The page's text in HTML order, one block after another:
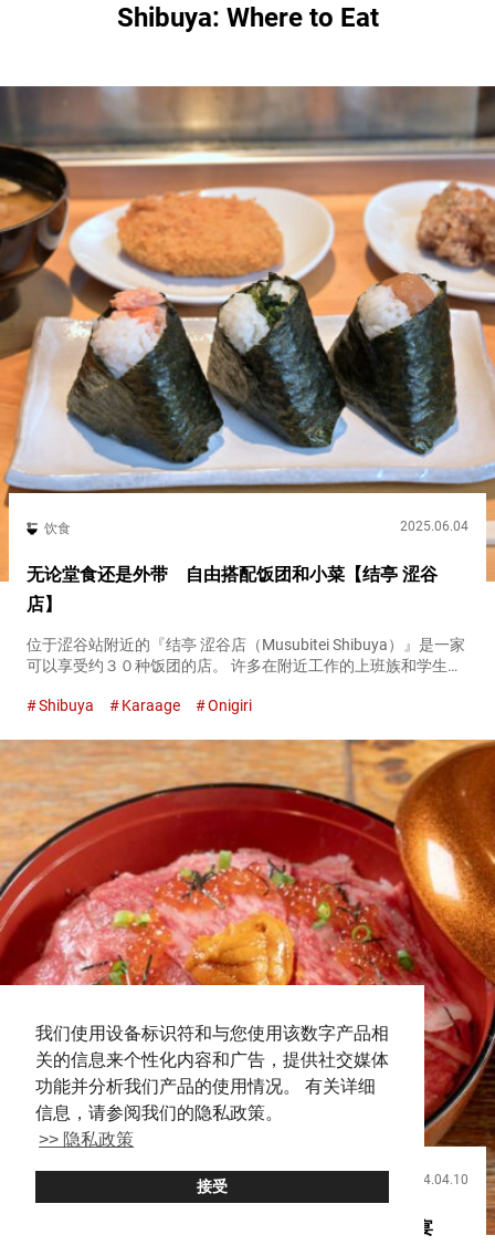
我们使用设备标识符和与您使用该数字产品相
关的信息来个性化内容和广告，提供社交媒体
功能并分析我们产品的使用情况。 有关详细
信息，请参阅我们的隐私政策。
>> 隐私政策
接受
Shibuya: Where to Eat
饮食 2025.06.04
无论堂食还是外带 自由搭配饭团和小菜【结亭 涩谷
店】
位于涩谷站附近的『结亭 涩谷店（Musubitei Shibuya）』是一家
可以享受约３０种饭团的店。 许多在附近工作的上班族和学生经
仅适合稍微填饱肚子，也方便在想要好好吃一顿时光临...
Shibuya Karaage Onigiri
2024.04.10
焼肉 ZENIBA 的豪华和牛海陆碗是视觉和味觉的盛宴